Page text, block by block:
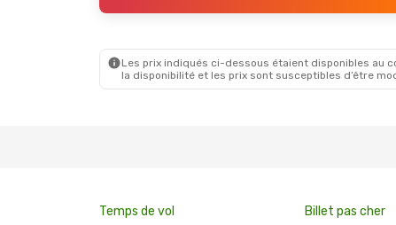
Les prix indiqués ci-dessous étaient disponibles au
la disponibilité et les prix sont susceptibles d’être
Temps de vol Billet pas cher